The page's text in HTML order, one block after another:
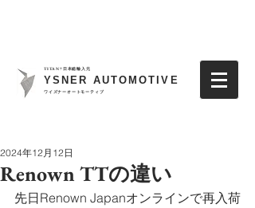
TITAN7日本総輸入元
YSNER AUTOMOTIVE
​ワイズナーオートモーティブ
Renown TTの違い
2024年12月12日
先日Renown Japanオンラインで再入荷